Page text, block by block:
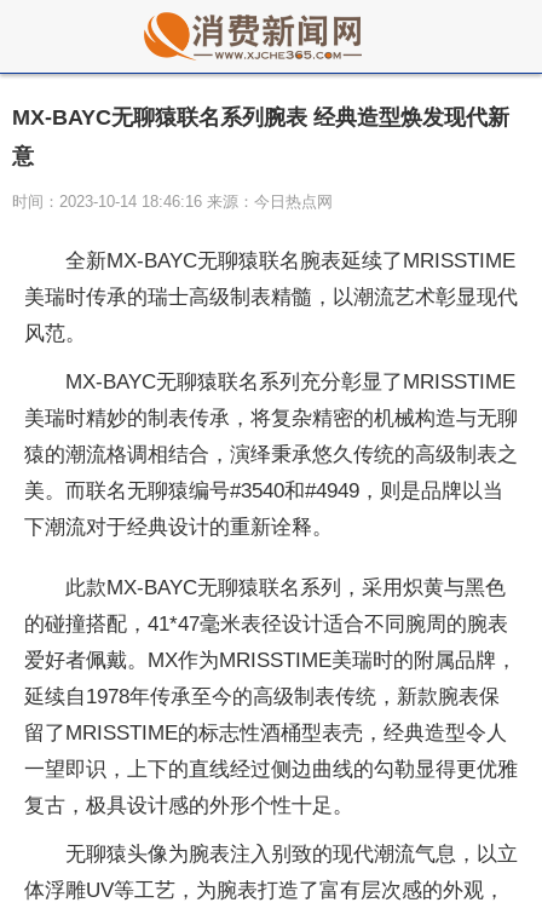
MX-BAYC无聊猿联名系列腕表 经典造型焕发现代新
意
时间：2023-10-14 18:46:16 来源：今日热点网
全新MX-BAYC无聊猿联名腕表延续了MRISSTIME
美瑞时传承的瑞士高级制表精髓，以潮流艺术彰显现代
风范。
MX-BAYC无聊猿联名系列充分彰显了MRISSTIME
美瑞时精妙的制表传承，将复杂精密的机械构造与无聊
猿的潮流格调相结合，演绎秉承悠久传统的高级制表之
美。而联名无聊猿编号#3540和#4949，则是品牌以当
下潮流对于经典设计的重新诠释。
此款MX-BAYC无聊猿联名系列，采用炽黄与黑色
的碰撞搭配，41*47毫米表径设计适合不同腕周的腕表
爱好者佩戴。MX作为MRISSTIME美瑞时的附属品牌，
延续自1978年传承至今的高级制表传统，新款腕表保
留了MRISSTIME的标志性酒桶型表壳，经典造型令人
一望即识，上下的直线经过侧边曲线的勾勒显得更优雅
复古，极具设计感的外形个性十足。
无聊猿头像为腕表注入别致的现代潮流气息，以立
体浮雕UV等工艺，为腕表打造了富有层次感的外观，